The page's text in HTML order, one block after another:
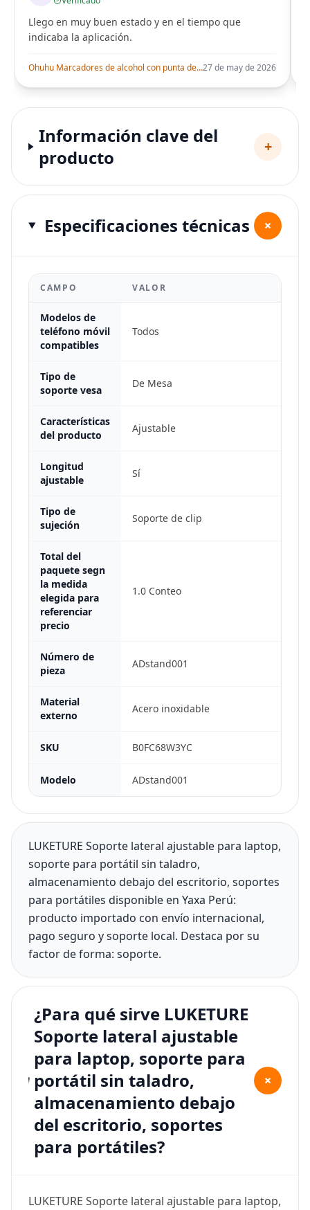
Llego en muy buen estado y en el tiempo que
indicaba la aplicación.
Ohuhu Marcadores de alcohol con punta de pincel – Juego de marcadores artísticos de doble punta con certificación AP para artistas adultos27 de may de 2026
Información clave del
producto
+
Especificaciones técnicas +
CAMPO VALOR
Modelos de
teléfono móvil
compatibles
Todos
Tipo de
soporte vesa
De Mesa
Características
del producto
Ajustable
Longitud
ajustable
Sí
Tipo de
sujeción
Soporte de clip
Total del
paquete segn
la medida
elegida para
referenciar
precio
1.0 Conteo
Número de
pieza
ADstand001
Material
externo
Acero inoxidable
SKU B0FC68W3YC
Modelo ADstand001
LUKETURE Soporte lateral ajustable para laptop,
soporte para portátil sin taladro,
almacenamiento debajo del escritorio, soportes
para portátiles disponible en Yaxa Perú:
producto importado con envío internacional,
pago seguro y soporte local. Destaca por su
factor de forma: soporte.
¿Para qué sirve LUKETURE
Soporte lateral ajustable
para laptop, soporte para
portátil sin taladro,
almacenamiento debajo
del escritorio, soportes
para portátiles?
+
LUKETURE Soporte lateral ajustable para laptop,